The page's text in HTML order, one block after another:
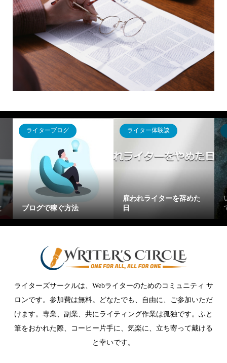
ー体験談
ライターを辞めた
ライター体験談
「Webライターてしんど
い、、」と思ったらやっ
ライターブロ
コレだけは
ライターの
【単価UPの
ライターズサークルは、Webライターのためのコミュニティ サ
ロンです。参加費は無料。どなたでも、自由に、ご参加いただ
けます。専業、副業、共にライティング作業は孤独です。ふと
筆をおかれた際、コーヒー片手に、気楽に、立ち寄って戴ける
と幸いです。